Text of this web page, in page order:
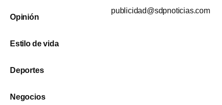
Opinión
Estilo de vida
Deportes
Negocios
publicidad@sdpnoticias.com